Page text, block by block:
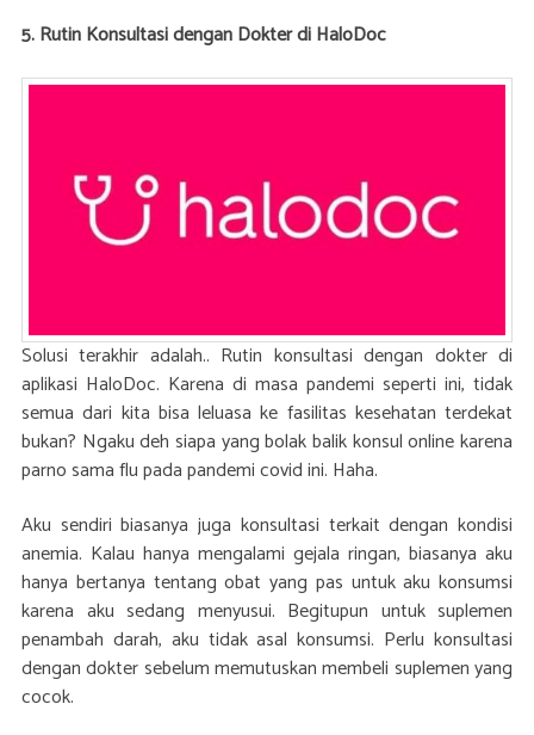
5.Rutin Konsultasi dengan Dokter di HaloDoc
Solusi terakhir adalah.. Rutin konsultasi dengan dokter di
aplikasi HaloDoc. Karena di masa pandemi seperti ini, tidak
semua dari kita bisa leluasa ke fasilitas kesehatan terdekat
bukan? Ngaku deh siapa yang bolak balik konsul online karena
parno sama flu pada pandemi covid ini. Haha.
Aku sendiri biasanya juga konsultasi terkait dengan kondisi
anemia. Kalau hanya mengalami gejala ringan, biasanya aku
hanya bertanya tentang obat yang pas untuk aku konsumsi
karena aku sedang menyusui. Begitupun untuk suplemen
penambah darah, aku tidak asal konsumsi. Perlu konsultasi
dengan dokter sebelum memutuskan membeli suplemen yang
cocok.